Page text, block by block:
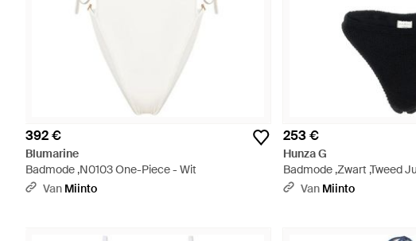
392 €
Blumarine
Badmode ,N0103 One-Piece - Wit
Van Miinto
253 €
Hunza G
Badmode ,Zwart ,Tweed
Van Miinto